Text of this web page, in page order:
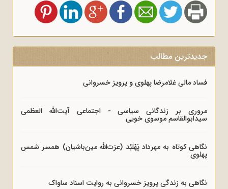
جدیدترین مطالب
فساد مالی غلامرضا پهلوی و پرویز خسروانی
مروری بر زندگانی سیاسی - اجتماعی آیت‌الله العظمی
سیدابوالقاسم موسوی خویی
نگاهی کوتاه به مهرداد پَهْلبُد (عزت‌الله مین‌باشیان) همسر شمس
پهلوی
نگاهی به زندگی پرویز خسروانی به روایت اسناد ساواک